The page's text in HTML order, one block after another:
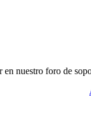
nuestro foro de